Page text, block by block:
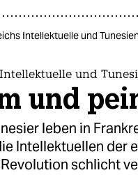
Intellektuelle und
und
und
leben in
Intellektuellen der
schlicht